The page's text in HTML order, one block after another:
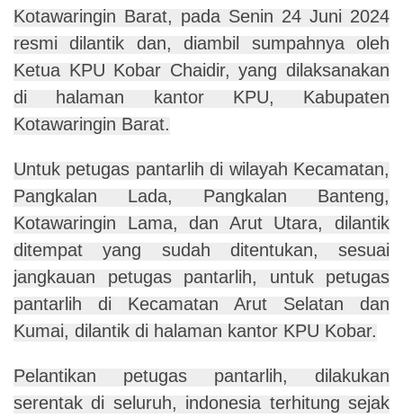
Kotawaringin Barat, pada Senin 24 Juni 2024
resmi dilantik dan, diambil sumpahnya oleh
Ketua KPU Kobar Chaidir, yang dilaksanakan
di halaman kantor KPU, Kabupaten
Kotawaringin Barat.
Untuk petugas pantarlih di wilayah Kecamatan,
Pangkalan Lada, Pangkalan Banteng,
Kotawaringin Lama, dan Arut Utara, dilantik
ditempat yang sudah ditentukan, sesuai
jangkauan petugas pantarlih, untuk petugas
pantarlih di Kecamatan Arut Selatan dan
Kumai, dilantik di halaman kantor KPU Kobar.
Pelantikan petugas pantarlih, dilakukan
serentak di seluruh, indonesia terhitung sejak